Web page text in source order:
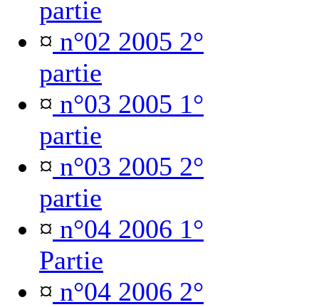
partie
¤ n°02 2005 2°
partie
¤ n°03 2005 1°
partie
¤ n°03 2005 2°
partie
¤ n°04 2006 1°
Partie
¤ n°04 2006 2°